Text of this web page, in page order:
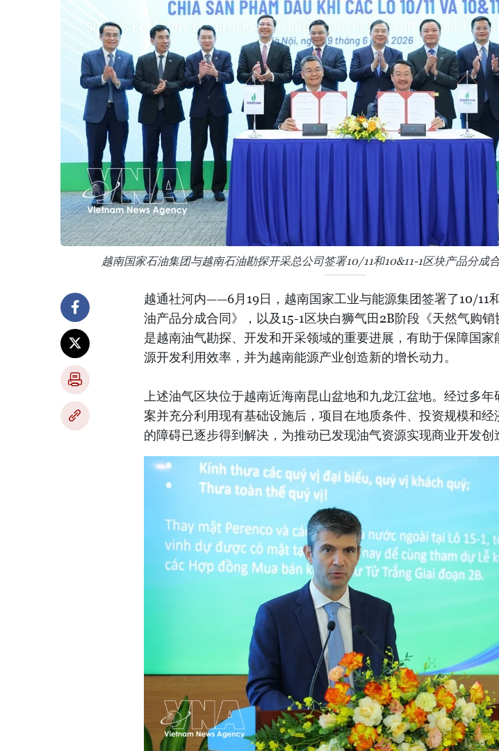
越南国家石油集团与越南石油勘探开采总公司签署10/11和10&11-1区块产品分成
越通社河内——6月19日，越南国家工业与能源集团签署了10/11
油产品分成合同》，以及15-1区块白狮气田2B阶段《天然气购
是越南油气勘探、开发和开采领域的重要进展，有助于保障国家
源开发利用效率，并为越南能源产业创造新的增长动力。
上述油气区块位于越南近海南昆山盆地和九龙江盆地。经过多
案并充分利用现有基础设施后，项目在地质条件、投资规模和经
的障碍已逐步得到解决，为推动已发现油气资源实现商业开发创